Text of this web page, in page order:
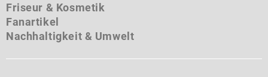
Friseur & Kosmetik
Fanartikel
Nachhaltigkeit & Umwelt